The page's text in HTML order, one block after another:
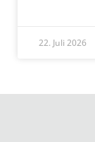
22. Juli 2026